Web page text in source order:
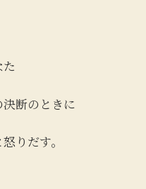
断のときに
りだす。